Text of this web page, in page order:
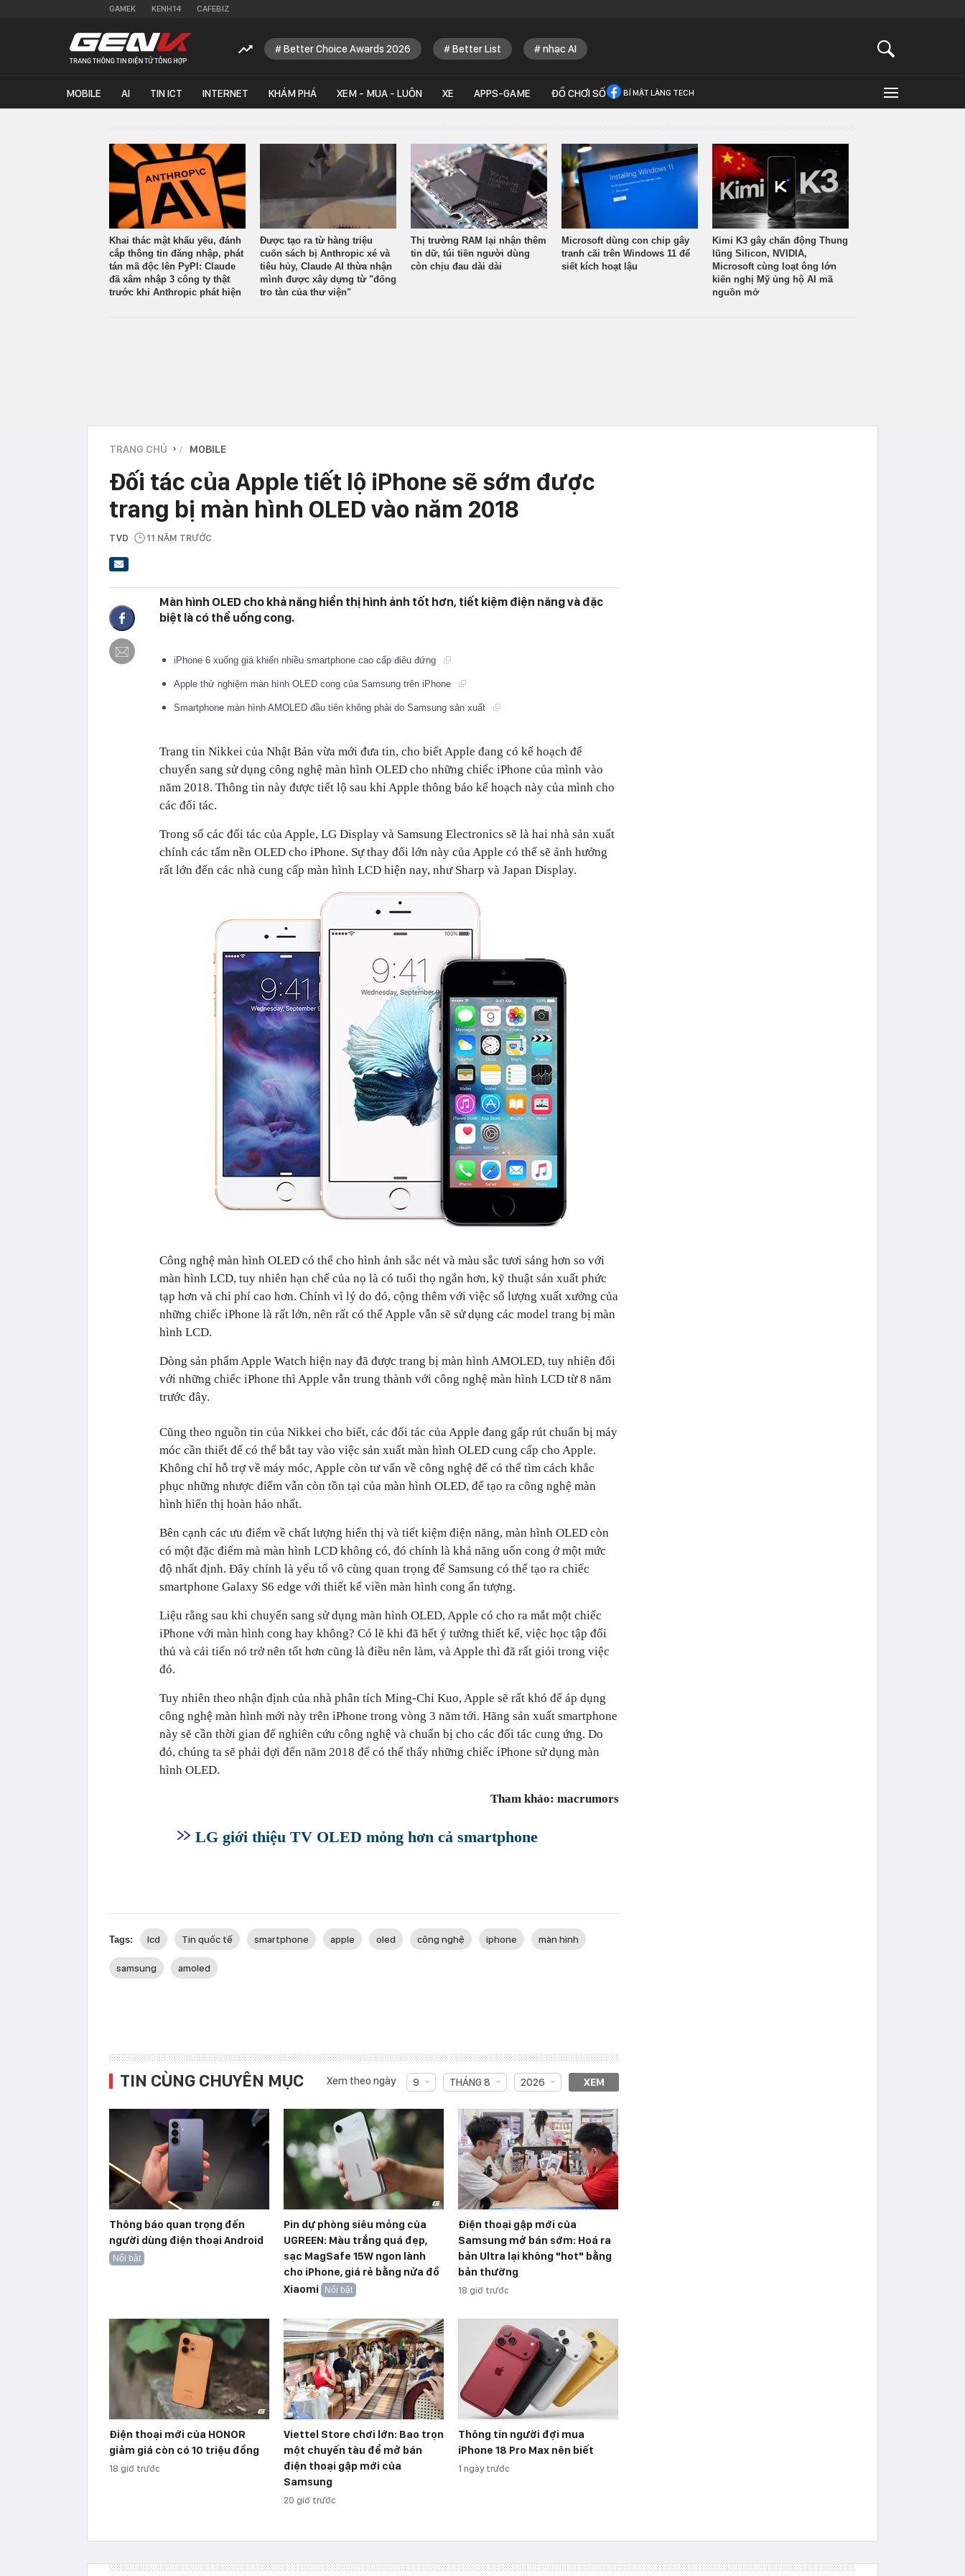
GAMEK KENH14 CAFEBIZ
Better Choice Awards 2026 Better List nhạc AI
MOBILE AI TIN ICT INTERNET KHÁM PHÁ XEM - MUA - LUÔN XE APPS-GAME ĐỒ CHƠI SỐ BÍ MẬT LÀNG TECH
Khai thác mật khẩu yếu, đánh
cắp thông tin đăng nhập, phát
tán mã độc lên PyPI: Claude
đã xâm nhập 3 công ty thật
trước khi Anthropic phát hiện
Được tạo ra từ hàng triệu
cuốn sách bị Anthropic xé và
tiêu hủy, Claude AI thừa nhận
mình được xây dựng từ "đống
tro tàn của thư viện"
Thị trường RAM lại nhận thêm
tin dữ, túi tiền người dùng
còn chịu đau dài dài
Microsoft dùng con chip gây
tranh cãi trên Windows 11 để
siết kích hoạt lậu
Kimi K3 gây chấn động Thung
lũng Silicon, NVIDIA,
Microsoft cùng loạt ông lớn
kiến nghị Mỹ ủng hộ AI mã
nguồn mở
TRANG CHỦ › MOBILE
Đối tác của Apple tiết lộ iPhone sẽ sớm được
trang bị màn hình OLED vào năm 2018
TVD 11 NĂM TRƯỚC
Màn hình OLED cho khả năng hiển thị hình ảnh tốt hơn, tiết kiệm điện năng và đặc
biệt là có thể uống cong.
iPhone 6 xuống giá khiến nhiều smartphone cao cấp điêu đứng
Apple thử nghiệm màn hình OLED cong của Samsung trên iPhone
Smartphone màn hình AMOLED đầu tiên không phải do Samsung sản xuất
Trang tin Nikkei của Nhật Bản vừa mới đưa tin, cho biết Apple đang có kế hoạch để
chuyển sang sử dụng công nghệ màn hình OLED cho những chiếc iPhone của mình vào
năm 2018. Thông tin này được tiết lộ sau khi Apple thông báo kế hoạch này của mình cho
các đối tác.
Trong số các đối tác của Apple, LG Display và Samsung Electronics sẽ là hai nhà sản xuất
chính các tấm nền OLED cho iPhone. Sự thay đổi lớn này của Apple có thể sẽ ảnh hưởng
rất lớn đến các nhà cung cấp màn hình LCD hiện nay, như Sharp và Japan Display.
Công nghệ màn hình OLED có thể cho hình ảnh sắc nét và màu sắc tươi sáng hơn so với
màn hình LCD, tuy nhiên hạn chế của nọ là có tuổi thọ ngắn hơn, kỹ thuật sản xuất phức
tạp hơn và chi phí cao hơn. Chính vì lý do đó, cộng thêm với việc số lượng xuất xưởng của
những chiếc iPhone là rất lớn, nên rất có thể Apple vẫn sẽ sử dụng các model trang bị màn
hình LCD.
Dòng sản phẩm Apple Watch hiện nay đã được trang bị màn hình AMOLED, tuy nhiên đối
với những chiếc iPhone thì Apple vẫn trung thành với công nghệ màn hình LCD từ 8 năm
trước đây.
Cũng theo nguồn tin của Nikkei cho biết, các đối tác của Apple đang gấp rút chuẩn bị máy
móc cần thiết để có thể bắt tay vào việc sản xuất màn hình OLED cung cấp cho Apple.
Không chỉ hỗ trợ về máy móc, Apple còn tư vấn về công nghệ để có thể tìm cách khắc
phục những nhược điểm vẫn còn tồn tại của màn hình OLED, để tạo ra công nghệ màn
hình hiển thị hoàn hảo nhất.
Bên cạnh các ưu điểm về chất lượng hiển thị và tiết kiệm điện năng, màn hình OLED còn
có một đặc điểm mà màn hình LCD không có, đó chính là khả năng uốn cong ở một mức
độ nhất định. Đây chính là yếu tố vô cùng quan trọng để Samsung có thể tạo ra chiếc
smartphone Galaxy S6 edge với thiết kế viền màn hình cong ấn tượng.
Liệu rằng sau khi chuyển sang sử dụng màn hình OLED, Apple có cho ra mắt một chiếc
iPhone với màn hình cong hay không? Có lẽ khi đã hết ý tưởng thiết kế, việc học tập đối
thủ và cải tiến nó trở nên tốt hơn cũng là điều nên làm, và Apple thì đã rất giỏi trong việc
đó.
Tuy nhiên theo nhận định của nhà phân tích Ming-Chi Kuo, Apple sẽ rất khó để áp dụng
công nghệ màn hình mới này trên iPhone trong vòng 3 năm tới. Hãng sản xuất smartphone
này sẽ cần thời gian để nghiên cứu công nghệ và chuẩn bị cho các đối tác cung ứng. Do
đó, chúng ta sẽ phải đợi đến năm 2018 để có thể thấy những chiếc iPhone sử dụng màn
hình OLED.
Tham khảo: macrumors
LG giới thiệu TV OLED mỏng hơn cả smartphone
Tags: lcd Tin quốc tế smartphone apple oled công nghệ iphone màn hình
samsung amoled
TIN CÙNG CHUYÊN MỤC Xem theo ngày 9 THÁNG 8 2026 XEM
Thông báo quan trọng đến
người dùng điện thoại Android
Nổi bật
Pin dự phòng siêu mỏng của
UGREEN: Màu trắng quá đẹp,
sạc MagSafe 15W ngon lành
cho iPhone, giá rẻ bằng nửa đồ
Xiaomi
Nổi bật
Điện thoại gập mới của
Samsung mở bán sớm: Hoá ra
bản Ultra lại không "hot" bằng
bản thường
18 giờ trước
Điện thoại mới của HONOR
giảm giá còn có 10 triệu đồng
18 giờ trước
Viettel Store chơi lớn: Bao trọn
một chuyến tàu để mở bán
điện thoại gập mới của
Samsung
20 giờ trước
Thông tin người đợi mua
iPhone 18 Pro Max nên biết
1 ngày trước